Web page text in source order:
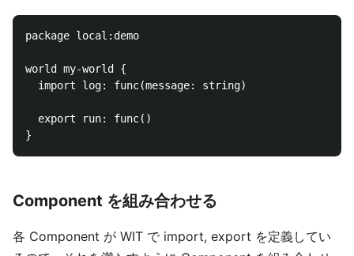
package local:demo
world my-world {
  import log: func(message: string)
  export run: func()
Component を組み合わせる
各 Component が WIT で import, export を定義してい